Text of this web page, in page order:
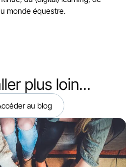
monde équestre.
plus loin...
au blog